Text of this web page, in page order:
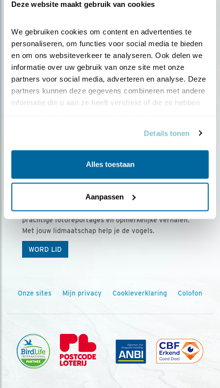
Deze website maakt gebruik van cookies
We gebruiken cookies om content en advertenties te
personaliseren, om functies voor social media te bieden
en om ons websiteverkeer te analyseren. Ook delen we
informatie over uw gebruik van onze site met onze
partners voor social media, adverteren en analyse. Deze
partners kunnen deze gegevens combineren met andere
informatie die u aan ze heeft verstrekt of die ze hebben
Details tonen
Alles toestaan
Aanpassen
Ontvang 5 x Vogels voor € 36,00 per jaar
Vogels is het tijdschrift voor onze leden, met
prachtige fotoreportages en opmerkelijke verhalen.
Met jouw lidmaatschap help je de vogels.
WORD LID
Onze sites Mijn privacy Cookieverklaring Colofon